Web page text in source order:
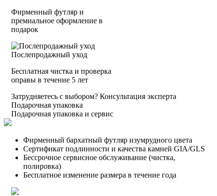
Фирменный футляр и
премиальное оформление в
подарок
Послепродажный уход
Бесплатная чистка и проверка
оправы в течение 5 лет
Затрудняетесь с выбором? Консультация эксперта
Подарочная упаковка
Подарочная упаковка и сервис
Фирменный бархатный футляр изумрудного цвета
Сертификат подлинности и качества камней GIA/GLS
Бессрочное сервисное обслуживание (чистка,
полировка)
Бесплатное изменение размера в течение года